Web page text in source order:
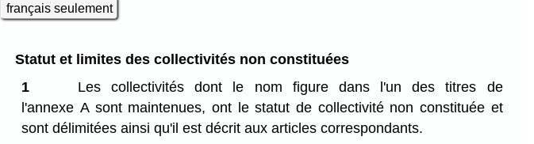
français seulement
Statut et limites des collectivités non constituées
1
Les collectivités dont le nom figure dans l'un des titres de
l'annexe A sont maintenues, ont le statut de collectivité non constituée et
sont délimitées ainsi qu'il est décrit aux articles correspondants.